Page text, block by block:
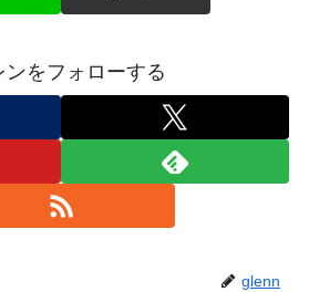
ンをフォローする
glenn